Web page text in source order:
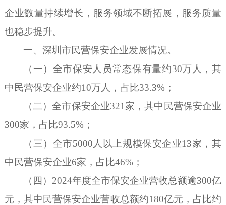
企业数量持续增长，服务领域不断拓展，服务质量
也稳步提升。
一、深圳市民营保安企业发展情况。
（一）全市保安人 员常态保有量约30万人，其
中民营保安企业约10万人，占比33.3%；
（二）全市保安企业321家，其中民营保安企业
300家，占比93.5%；
（三）全市5000人以上规模保安企业13家，其
中民营保安企业6家，占比46%；
（四） 2024年度全市保安企业营收总额逾300亿
元，其中民营保安企业营收总额约180亿元，占 比约